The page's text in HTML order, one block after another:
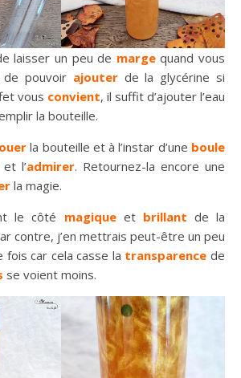
laisser un peu de marge quand vous
pouvoir ajouter de la glycérine si
vous convient, il suffit d’ajouter l’eau
la bouteille.
la bouteille et à l’instar d’une boule
et l’admirer. Retournez-la encore une
la magie.
le côté magique et brillant de la
contre, j’en mettrais peut-être un peu
fois car cela casse la transparence de
se voient moins.